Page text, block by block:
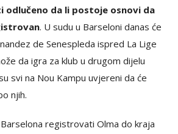
odlučeno da li postoje osnovi da
. U sudu u Barseloni danas će
de Senespleda ispred La Lige
da igra za klub u drugom dijelu
svi na Nou Kampu uvjereni da će
njih.
registrovati Olma do kraja